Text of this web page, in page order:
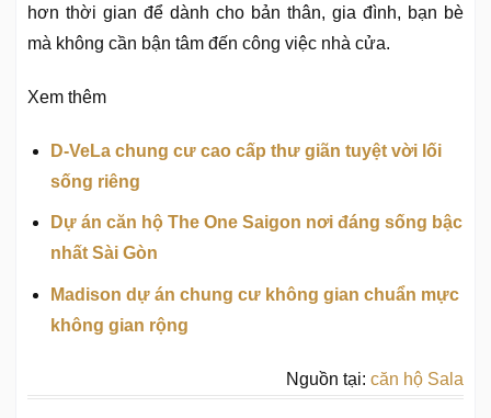
hơn thời gian để dành cho bản thân, gia đình, bạn bè
mà không cần bận tâm đến công việc nhà cửa.
Xem thêm
D-VeLa chung cư cao cấp thư giãn tuyệt vời lối
sống riêng
Dự án căn hộ The One Saigon nơi đáng sống bậc
nhất Sài Gòn
Madison dự án chung cư không gian chuẩn mực
không gian rộng
Nguồn tại: căn hộ Sala